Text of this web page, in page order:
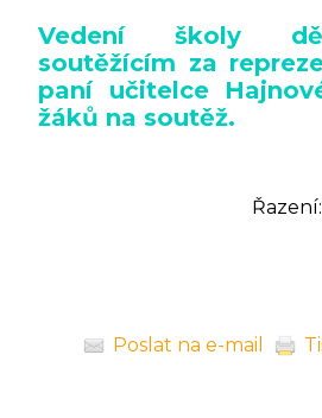
Vedení školy
soutěžícím za
paní učitelce
žáků na soutěž.
Řazení:
Poslat na e-mail